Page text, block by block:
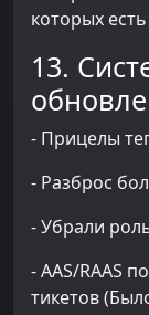
которых
13.
- Прицелы
- Разброс
- Убрали
- AAS/RAAS
тикетов